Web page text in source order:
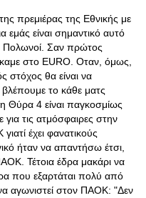
της πρεμιέρας της Εθνικής με
είναι σημαντικό αυτό
Πολωνοί. Σαν πρώτος
στο EURO. Οταν, όμως,
στόχος θα είναι να
το κάθε ματς
Θύρα 4 είναι παγκοσμίως
τις ατμόσφαιρες στην
έχει φανατικούς
ήταν να απαντήσω έτσι,
Τέτοια έδρα μακάρι να
που εξαρτάται πολύ από
αγωνιστεί στον ΠΑΟΚ: "Δεν